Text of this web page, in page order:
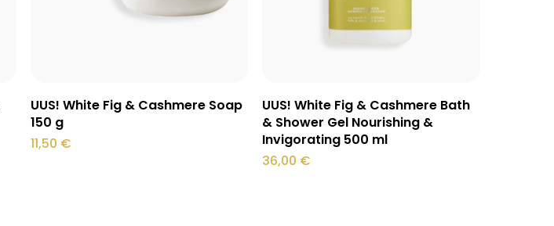
Loe edasi
UUS! White Fig & Cashmere Soap
150 g
11,50 €
Lisa korvi
UUS! White Fig & Cashmere Bath
& Shower Gel Nourishing &
Invigorating 500 ml
36,00 €